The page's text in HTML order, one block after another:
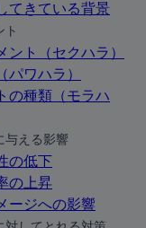
てきている背景
ト
ント（セクハラ）
パワハラ）
の種類（モラハ
与える影響
の低下
の上昇
ージへの影響